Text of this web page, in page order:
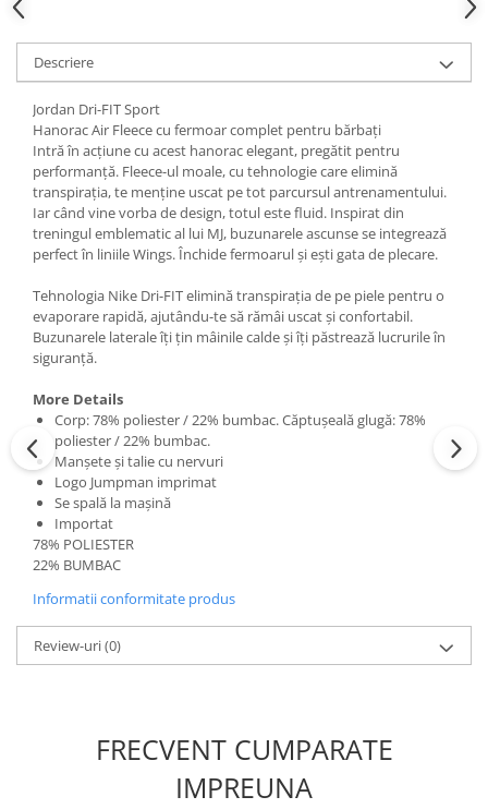
Descriere
Jordan Dri-FIT Sport
Hanorac Air Fleece cu fermoar complet pentru bărbați
Intră în acțiune cu acest hanorac elegant, pregătit pentru
performanță. Fleece-ul moale, cu tehnologie care elimină
transpirația, te menține uscat pe tot parcursul antrenamentului.
Iar când vine vorba de design, totul este fluid. Inspirat din
treningul emblematic al lui MJ, buzunarele ascunse se integrează
perfect în liniile Wings. Închide fermoarul și ești gata de plecare.
Tehnologia Nike Dri-FIT elimină transpirația de pe piele pentru o
evaporare rapidă, ajutându-te să rămâi uscat și confortabil.
Buzunarele laterale îți țin mâinile calde și îți păstrează lucrurile în
siguranță.
More Details
Corp: 78% poliester / 22% bumbac. Căptușeală glugă: 78%
poliester / 22% bumbac.
Manșete și talie cu nervuri
Logo Jumpman imprimat
Se spală la mașină
Importat
78% POLIESTER
22% BUMBAC
Informatii conformitate produs
Review-uri(0)
FRECVENT CUMPARATE
IMPREUNA